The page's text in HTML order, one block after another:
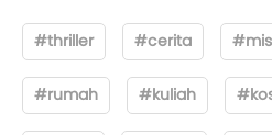
#thriller #cerita
#rumah #kuliah